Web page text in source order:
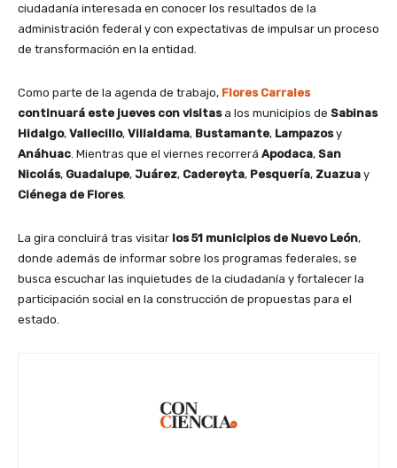
ciudadanía interesada en conocer los resultados de la
administración federal y con expectativas de impulsar un proceso
de transformación en la entidad.
Como parte de la agenda de trabajo, Flores Carrales
continuará este jueves con visitasa los municipios de Sabinas
Hidalgo, Vallecillo, Villaldama, Bustamante, Lampazosy
Anáhuac . Mientras que el viernes recorrerá Apodaca, San
Nicolás, Guadalupe, Juárez, Cadereyta, Pesquería, Zuazua y
Ciénega de Flores.
La gira concluirá tras visitar los 51 municipios de Nuevo León,
donde además de informar sobre los programas federales, se
busca escuchar las inquietudes de la ciudadanía y fortalecer la
participación social en la construcción de propuestas para el
estado.